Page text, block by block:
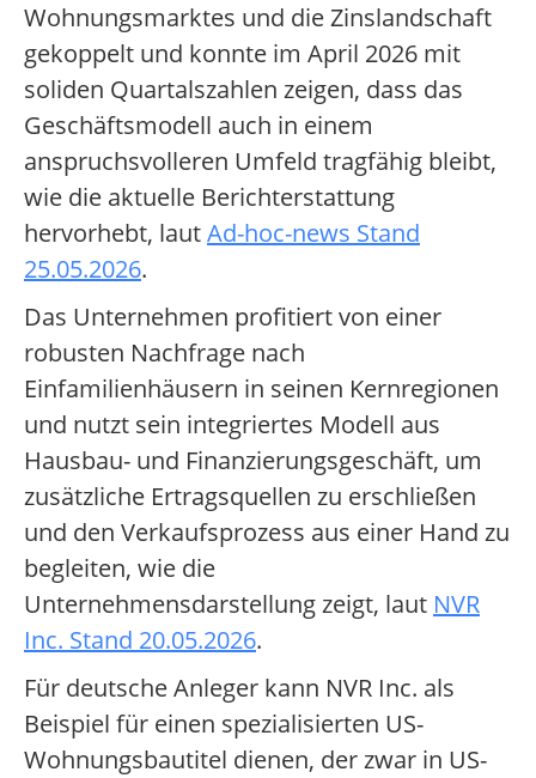
Wohnungsmarktes und die Zinslandschaft
gekoppelt und konnte im April 2026 mit
soliden Quartalszahlen zeigen, dass das
Geschäftsmodell auch in einem
anspruchsvolleren Umfeld tragfähig bleibt,
wie die aktuelle Berichterstattung
hervorhebt, lautAd-hoc-news Stand
25.05.2026.
Das Unternehmen profitiert von einer
robusten Nachfrage nach
Einfamilienhäusern in seinen Kernregionen
und nutzt sein integriertes Modell aus
Hausbau- und Finanzierungsgeschäft, um
zusätzliche Ertragsquellen zu erschließen
und den Verkaufsprozess aus einer Hand zu
begleiten, wie die
Unternehmensdarstellung zeigt, laut NVR
Inc. Stand 20.05.2026.
Für deutsche Anleger kann NVR Inc. als
Beispiel für einen spezialisierten US-
Wohnungsbautitel dienen, der zwar in US-